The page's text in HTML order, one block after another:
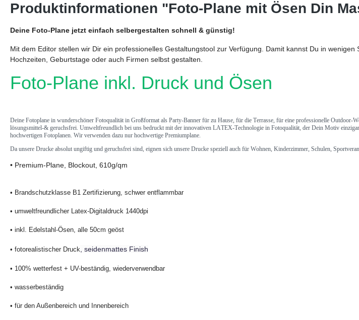
Produktinformationen "Foto-Plane mit Ösen Din
Deine Foto-Plane jetzt einfach selbergestalten schnell & günstig!
Mit dem Editor stellen wir Dir ein professionelles Gestaltungstool zur Verfügung. Damit kannst Du in
Hochzeiten, Geburtstage oder auch Firmen selbst gestalten.
Foto-Plane inkl. Druck und Ösen
Deine Fotoplane in wunderschöner Fotoqualität in Großformat als Party-Banner für zu Hause, für die Terrasse, für eine professionelle
lösungsmittel-& geruchsfrei. Umweltfreundlich bei uns bedruckt mit der innovativen LATEX-Technologie in Fotoqualität, der Dein Motiv
hochwertigen Fotoplanen. Wir verwenden dazu nur hochwertige Premiumplane.
Da unsere Drucke absolut ungiftig und geruchsfrei sind, eignen sich unsere Drucke speziell auch für Wohnen, Kinderzimmer, Schulen,
• Premium-Plane, Blockout, 610g/qm
• Brandschutzklasse B1 Zertifizierung, schwer entflammbar
• umweltfreundlicher Latex-Digitaldruck 1440dpi
• inkl. Edelstahl-Ösen, alle 50cm geöst
• fotorealistischer Druck , seidenmattes Finish
• 100% wetterfest + UV-beständig, wiederverwendbar
• wasserbeständig
• für den Außenbereich und Innenbereich